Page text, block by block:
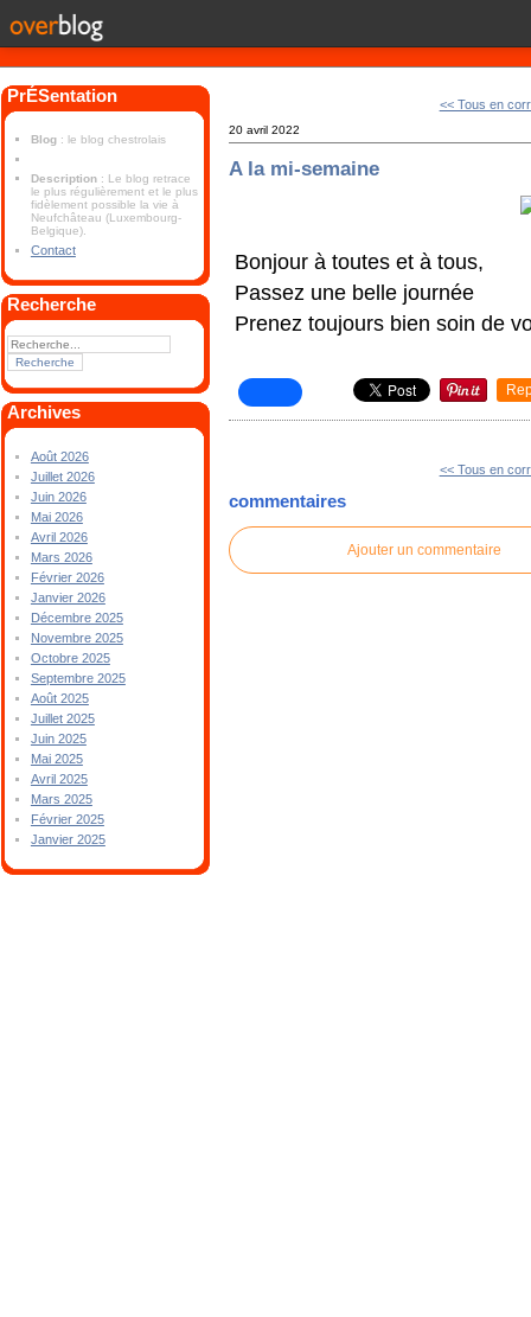
PrÉSentation
Blog : le blog chestrolais
Description : Le blog retrace
le plus régulièrement et le plus
fidèlement possible la vie à
Neufchâteau (Luxembourg-
Belgique).
Contact
Recherche
Archives
Août 2026
Juillet 2026
Juin 2026
Mai 2026
Avril 2026
Mars 2026
Février 2026
Janvier 2026
Décembre 2025
Novembre 2025
Octobre 2025
Septembre 2025
Août 2025
Juillet 2025
Juin 2025
Mai 2025
Avril 2025
Mars 2025
Février 2025
Janvier 2025
<< Tous en
20 avril 2022
A la mi-semaine
Bonjour à toutes et à tous,
Passez une belle journée
Prenez toujours bien soin de
<< Tous en
commentaires
Ajouter un commentaire